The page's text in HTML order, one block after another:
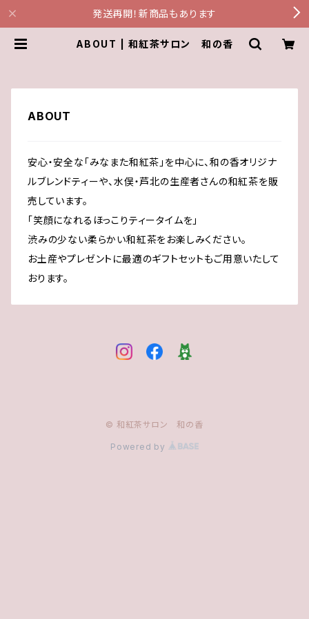
発送再開！新商品もあります
ABOUT | 和紅茶サロン 和の香
ABOUT
安心・安全な「みなまた和紅茶」を中心に、和の香オリジナ
ルブレンドティーや、水俣・芦北の生産者さんの和紅茶を販
売しています。
「笑顔になれるほっこりティータイムを」
渋みの少ない柔らかい和紅茶をお楽しみください。
お土産やプレゼントに最適のギフトセットもご用意いたして
おります。
© 和紅茶サロン 和の香
Powered by